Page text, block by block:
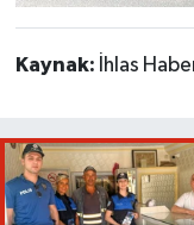
Kaynak: İhlas